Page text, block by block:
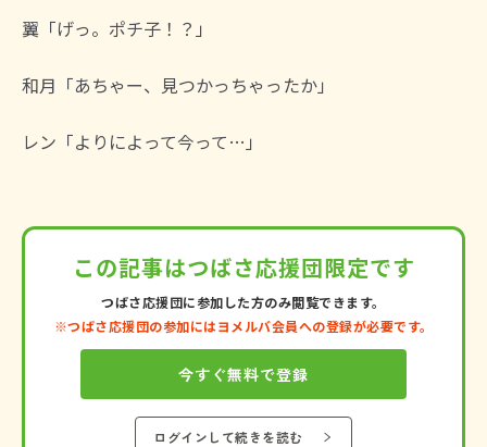
翼「げっ。ポチ子！？」
和月「あちゃー、見つかっちゃったか」
レン「よりによって今って…」
この記事はつばさ応援団限定です
つばさ応援団に参加した方のみ閲覧できます。
※つばさ応援団の参加にはヨメルバ会員への登録が必要です。
今すぐ無料で登録
ログインして続きを読む